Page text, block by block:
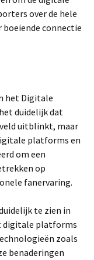
over de hele
boeiende connectie
het Digitale
duidelijk dat
uitblinkt, maar
platforms en
om een
op
fanervaring.
te zien in
digitale platforms
zoals
benaderingen